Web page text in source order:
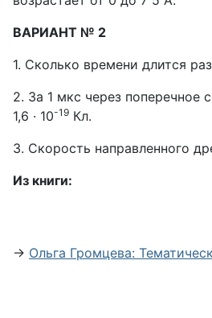
ВАРИАНТ № 2
1. Сколько времени длится
2. За 1 мкс через поперечное
1,6 · 10-19 Кл.
3. Скорость направленного
Из книги:
→ Ольга Громцева: